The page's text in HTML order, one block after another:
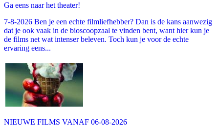
Ga eens naar het theater!
7-8-2026 Ben je een echte filmliefhebber? Dan is de kans aanwezig
dat je ook vaak in de bioscoopzaal te vinden bent, want hier kun je
de films net wat intenser beleven. Toch kun je voor de echte
ervaring eens...
NIEUWE FILMS VANAF 06-08-2026